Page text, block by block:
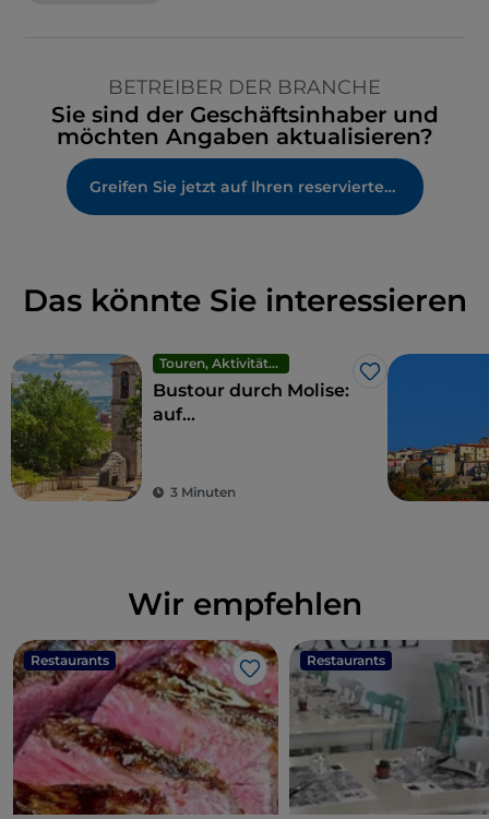
BETREIBER DER BRANCHE
Sie sind der Geschäftsinhaber und
möchten Angaben aktualisieren?
Greifen Sie jetzt auf Ihren reservierten Bereich zu
Das könnte Sie interessieren
Touren, Aktivitäten und Erlebnisse
Like
Bustour durch Molise:
auf
Wundern der Region
3 Minuten
Wir empfehlen
Restaurants
Like
Restaurants